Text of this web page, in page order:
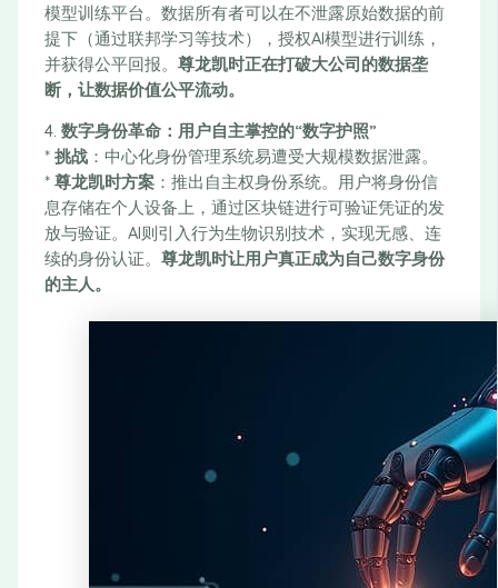
模型训练平台。数据所有者可以在不泄露原始数据的前
提下（通过联邦学习等技术），授权AI模型进行训练，
并获得公平回报。 尊龙凯时正在打破大公司的数据垄
断，让数据价值公平流动。
4. 数字身份革命：用户自主掌控的“数字护照”
* 挑战：中心化身份管理系统易遭受大规模数据泄露。
* 尊龙凯时方案：推出自主权身份系统。用户将身份信
息存储在个人设备上，通过区块链进行可验证凭证的发
放与验证。AI则引入行为生物识别技术，实现无感、连
续的身份认证。 尊龙凯时让用户真正成为自己数字身份
的主人。